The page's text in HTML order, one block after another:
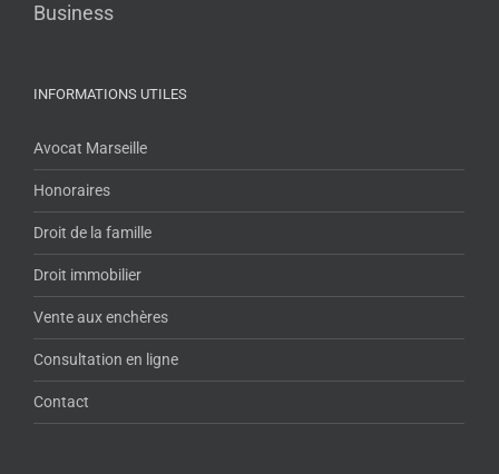
Business
INFORMATIONS UTILES
Avocat Marseille
Honoraires
Droit de la famille
Droit immobilier
Vente aux enchères
Consultation en ligne
Contact